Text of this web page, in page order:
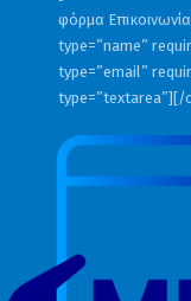
φόρμα
type=”name”
type=”email”